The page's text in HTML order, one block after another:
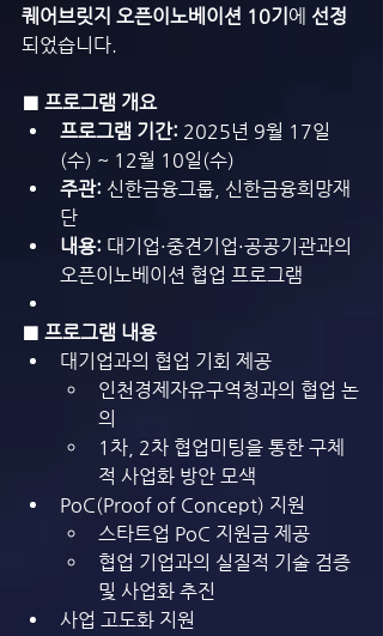
퀘어브릿지 오픈이노베이션 10기 에 선정
되었습니다.
■ 프로그램 개요
프로그램 기간: 2025년 9월 17일
(수) ~ 12월 10일(수)
주관: 신한금융그룹, 신한금융희망재
단
내용: 대기업·중견기업·공공기관과의
오픈이노베이션 협업 프로그램
■ 프로그램 내용
대기업과의 협업 기회 제공
인천경제자유구역청과의 협업 논
의
1차, 2차 협업미팅을 통한 구체
적 사업화 방안 모색
PoC(Proof of Concept) 지원
스타트업 PoC 지원금 제공
협업 기업과의 실질적 기술 검증
및 사업화 추진
사업 고도화 지원